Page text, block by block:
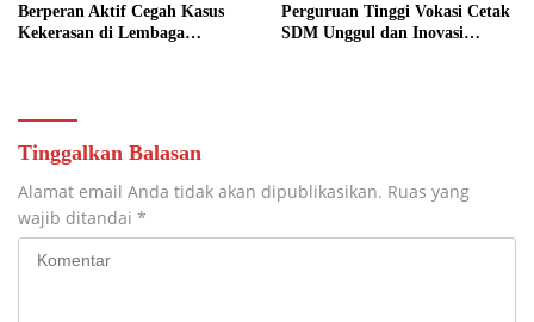
Berperan Aktif Cegah Kasus
Kekerasan di Lembaga
Perguruan Tinggi Vokasi Cetak
SDM Unggul dan Inovasi
Tinggalkan Balasan
Alamat email Anda tidak akan dipublikasikan. Ruas yang
wajib ditandai *